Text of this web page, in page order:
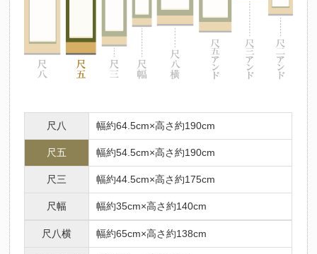
尺八 幅約64.5cm×高さ約190cm
尺五 幅約54.5cm×高さ約190cm
尺三 幅約44.5cm×高さ約175cm
尺幅 幅約35cm×高さ約140cm
尺八横 幅約65cm×高さ約138cm